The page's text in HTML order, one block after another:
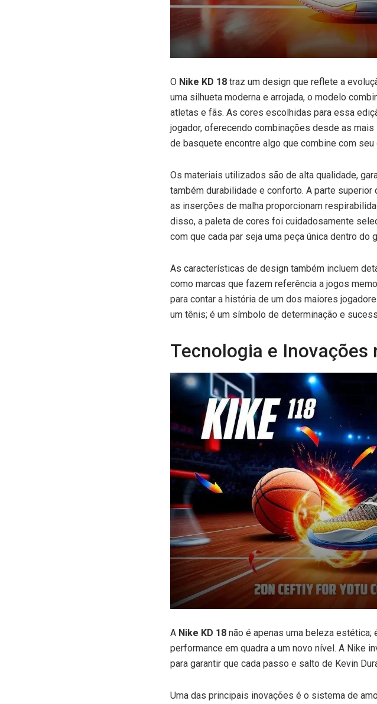
O Nike KD 18 traz um design que reflete a
uma silhueta moderna e arrojada, o modelo
atletas e fãs. As cores escolhidas para essa
jogador, oferecendo combinações desde as
de basquete encontre algo que combine com
Os materiais utilizados são de alta qualidade,
também durabilidade e conforto. A parte
as inserções de malha proporcionam
disso, a paleta de cores foi cuidadosamente
com que cada par seja uma peça única dentro do
As características de design também incluem
como marcas que fazem referência a jogos
para contar a história de um dos maiores
um tênis; é um símbolo de determinação e
Tecnologia e Inovações
A Nike KD 18 não é apenas uma beleza
performance em quadra a um novo nível. A Nike
para garantir que cada passo e salto de Kevin
Uma das principais inovações é o sistema de